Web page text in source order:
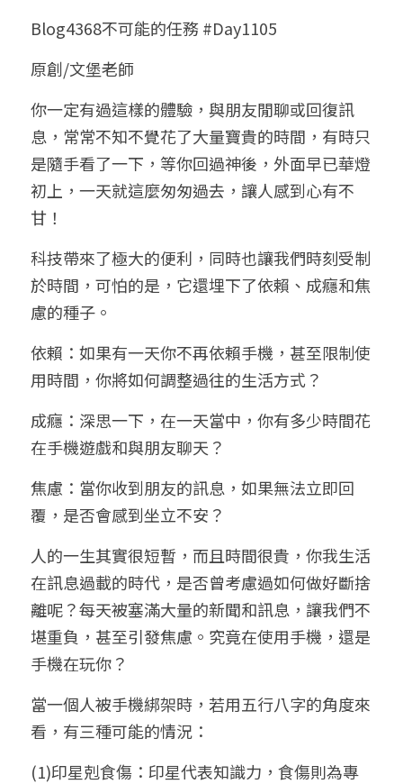
人氣最高
站長精選
臉書生活
好書推廌
八字視頻
陽宅視頻
線上直播
自我挑戰
八字初階班2
八字進階班
八字中階班
八字高階班
五人實戰班
五行計算高階班
團隊訓練營
八字完整班
《十神高階實戰錄》完整典藏版
科學八字推理PDF
八字批命
小兒命名
我的著作
科學八字推理1
科學八字推理2
科學八字推理3
科學八字輕鬆學
與我預約
批命預約
上課預約
常見問題
登錄/註冊
搜索
繁體中文
support@p8zicourse.com
五行八字線上班
Blog4368不可能的任務 #Day1105
原創/文堡老師
你一定有過這樣的體驗，與朋友閒聊或回復訊
息，常常不知不覺花了大量寶貴的時間，有時只
是隨手看了一下，等你回過神後，外面早已華燈
初上，一天就這麼匆匆過去，讓人感到心有不
甘！
科技帶來了極大的便利，同時也讓我們時刻受制
於時間，可怕的是，它還埋下了依賴、成癮和焦
慮的種子。
依賴：如果有一天你不再依賴手機，甚至限制使
用時間，你將如何調整過往的生活方式？
成癮：深思一下，在一天當中，你有多少時間花
在手機遊戲和與朋友聊天？
焦慮：當你收到朋友的訊息，如果無法立即回
覆，是否會感到坐立不安？
人的一生其實很短暫，而且時間很貴，你我生活
在訊息過載的時代，是否曾考慮過如何做好斷捨
離呢？每天被塞滿大量的新聞和訊息，讓我們不
堪重負，甚至引發焦慮。究竟在使用手機，還是
手機在玩你？
當一個人被手機綁架時，若用五行八字的角度來
看，有三種可能的情況：
(1)印星剋食傷：印星代表知識力，食傷則為專